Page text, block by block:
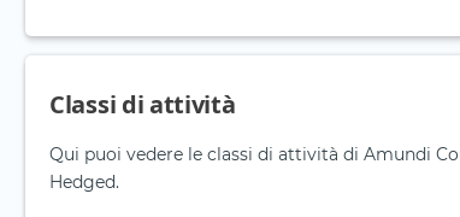
Classi di attività
Qui puoi vedere le classi di attività di Amundi
Hedged.